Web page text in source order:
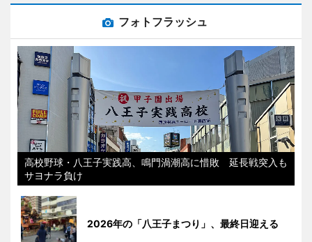
フォトフラッシュ
高校野球・八王子実践高、鳴門渦潮高に惜敗 延長戦突入も
サヨナラ負け
2026年の「八王子まつり」、最終日迎える